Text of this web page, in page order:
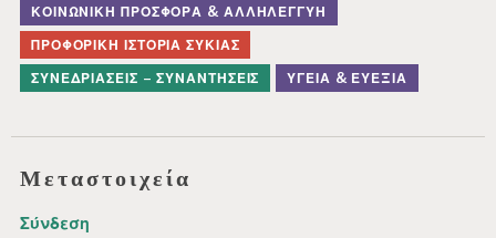
ΚΟΙΝΩΝΙΚΉ ΠΡΟΣΦΟΡΆ & ΑΛΛΗΛΕΓΓΎΗ
ΠΡΟΦΟΡΙΚΉ ΙΣΤΟΡΊΑ ΣΥΚΙΆΣ
ΣΥΝΕΔΡΙΆΣΕΙΣ – ΣΥΝΑΝΤΉΣΕΙΣ
ΥΓΕΊΑ & ΕΥΕΞΊΑ
Μεταστοιχεία
Σύνδεση